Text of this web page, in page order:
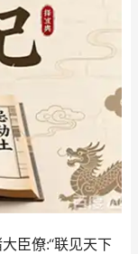
臣僚:“联见天下